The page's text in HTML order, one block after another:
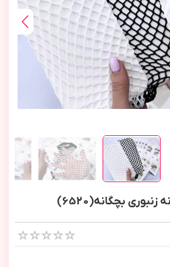
بچگانه(6520)